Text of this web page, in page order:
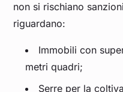
non si rischiano
riguardano:
Immobili con
metri quadri;
Serre per la